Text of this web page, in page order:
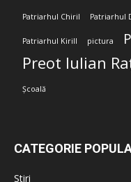
Patriarhul Chiril Patriarhul
Patriarhul Kirill pictura
Preot Iulian
Școală
CATEGORIE
Stiri